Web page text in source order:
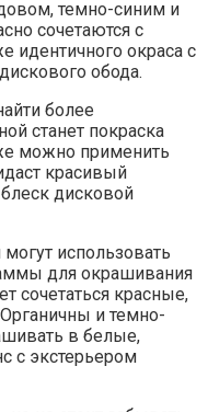
темно-синим и
сочетаются с
идентичного окраса с
обода.
более
станет покраска
можно применить
красивый
дисковой
использовать
для окрашивания
сочетаться красные,
и темно-
в белые,
с экстерьером